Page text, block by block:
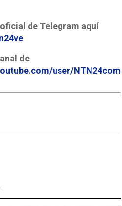
de Telegram aquí
de
user/NTN24com